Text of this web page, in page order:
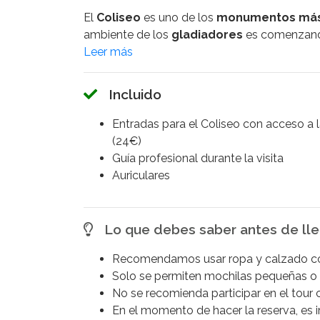
El Coliseo es uno de los monumentos
ambiente de los gladiadores es
conexión directa con las
lugar. Regresa al mundo delImperio
fascinantes relatos sobre la vida cotidiana en
podrás admirar una amplia variedad de
política
dondesenadores debatían,sacerdotes
mercancías de todo el
El tour culmina en la majestuosa colina del
antiguosemperadores. En este lugar,
Además, la colina delPalatinobrinda
contemplar un impresionante paisaje
Esta completa visita guiada te ofrece un
Incluido
Entradas para el Coliseo con acceso a
(24€)
Guía profesional durante la visita
Auriculares
Lo que debes saber antes de
Recomendamos usar ropa y calzado
Solo se permiten mochilas pequeñas
No se recomienda participar en el tour
En el momento de hacer la reserva,